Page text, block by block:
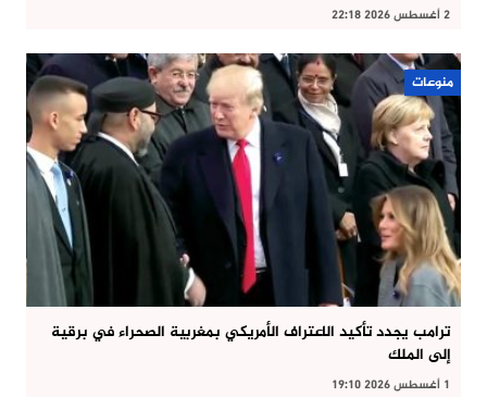
2 أغسطس 2026 22:18
منوعات
ترامب يجدد تأكيد الاعتراف الأمريكي بمغربية الصحراء في برقية
إلى الملك
1 أغسطس 2026 19:10